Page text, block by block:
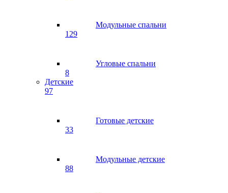
Модульные спальни
129
Угловые спальни
8
Детские
97
Готовые детские
33
Модульные детские
88